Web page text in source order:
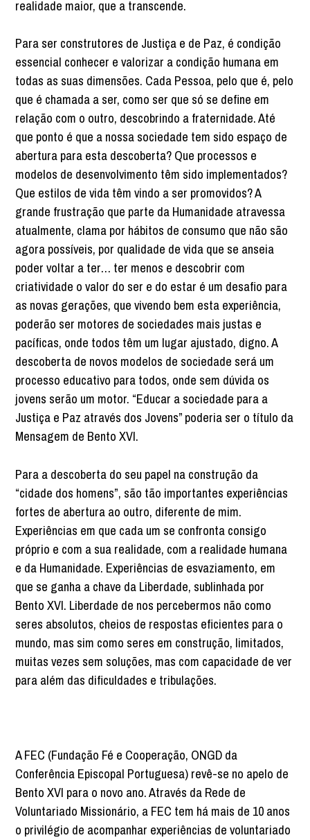
realidade maior, que a transcende.
Para ser construtores de Justiça e de Paz, é condição
essencial conhecer e valorizar a condição humana em
todas as suas dimensões. Cada Pessoa, pelo que é, pelo
que é chamada a ser, como ser que só se define em
relação com o outro, descobrindo a fraternidade. Até
que ponto é que a nossa sociedade tem sido espaço de
abertura para esta descoberta? Que processos e
modelos de desenvolvimento têm sido implementados?
Que estilos de vida têm vindo a ser promovidos? A
grande frustração que parte da Humanidade atravessa
atualmente, clama por hábitos de consumo que não são
agora possíveis, por qualidade de vida que se anseia
poder voltar a ter… ter menos e descobrir com
criatividade o valor do ser e do estar é um desafio para
as novas gerações, que vivendo bem esta experiência,
poderão ser motores de sociedades mais justas e
pacíficas, onde todos têm um lugar ajustado, digno. A
descoberta de novos modelos de sociedade será um
processo educativo para todos, onde sem dúvida os
jovens serão um motor. “Educar a sociedade para a
Justiça e Paz através dos Jovens” poderia ser o título da
Mensagem de Bento XVI.
Para a descoberta do seu papel na construção da
“cidade dos homens”, são tão importantes experiências
fortes de abertura ao outro, diferente de mim.
Experiências em que cada um se confronta consigo
próprio e com a sua realidade, com a realidade humana
e da Humanidade. Experiências de esvaziamento, em
que se ganha a chave da Liberdade, sublinhada por
Bento XVI. Liberdade de nos percebermos não como
seres absolutos, cheios de respostas eficientes para o
mundo, mas sim como seres em construção, limitados,
muitas vezes sem soluções, mas com capacidade de ver
para além das dificuldades e tribulações.
A FEC (Fundação Fé e Cooperação, ONGD da
Conferência Episcopal Portuguesa) revê-se no apelo de
Bento XVI para o novo ano. Através da Rede de
Voluntariado Missionário, a FEC tem há mais de 10 anos
o privilégio de acompanhar experiências de voluntariado